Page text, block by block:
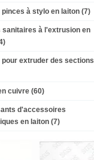
pinces à stylo en laiton (7)
sanitaires à l'extrusion en
pour extruder des sections
cuivre (60)
d'accessoires
en laiton (7)